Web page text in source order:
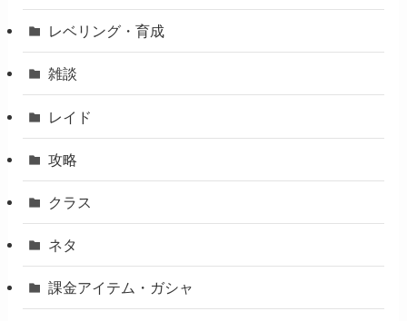
レベリング・育成
雑談
レイド
攻略
クラス
ネタ
課金アイテム・ガシャ